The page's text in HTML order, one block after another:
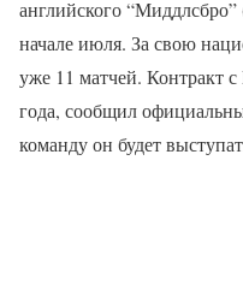
английского
начале июля. За свою
уже 11 матчей. Контракт
года, сообщил
команду он будет